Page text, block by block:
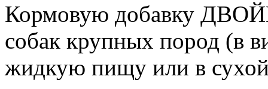
Кормовую добавку
собак крупных пород (в
жидкую пищу или в сухой